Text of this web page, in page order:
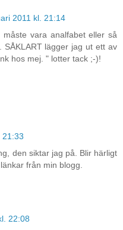
2011 kl. 21:14
vara analfabet eller så
lägger jag ut ett av
hos mej. " lotter tack ;-)!
21:33
den siktar jag på. Blir härligt
från min blogg.
22:08